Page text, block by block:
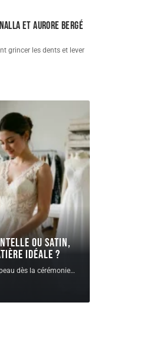
et Aurore Bergé
grincer les dents et lever
ou satin,
idéale ?
dès la cérémonie…